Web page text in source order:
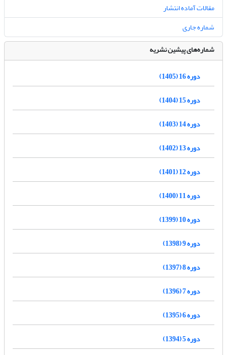
مقالات آماده انتشار
شماره جاری
شماره‌های پیشین نشریه
دوره 16 (1405)
دوره 15 (1404)
دوره 14 (1403)
دوره 13 (1402)
دوره 12 (1401)
دوره 11 (1400)
دوره 10 (1399)
دوره 9 (1398)
دوره 8 (1397)
دوره 7 (1396)
دوره 6 (1395)
دوره 5 (1394)